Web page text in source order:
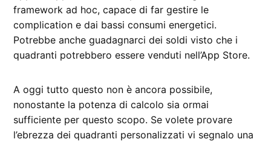
framework ad hoc, capace di far gestire le
complication e dai bassi consumi energetici.
Potrebbe anche guadagnarci dei soldi visto che i
quadranti potrebbero essere venduti nell’App Store.
A oggi tutto questo non è ancora possibile,
nonostante la potenza di calcolo sia ormai
sufficiente per questo scopo. Se volete provare
l’ebrezza dei quadranti personalizzati vi segnalo una